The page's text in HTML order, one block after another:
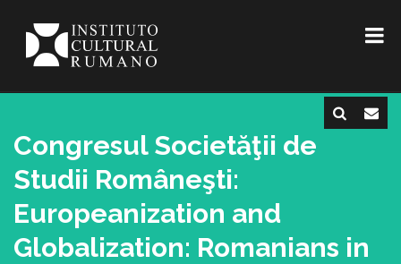
Congresul Societăţii de
Studii Româneşti:
Europeanization and
Globalization: Romanians in